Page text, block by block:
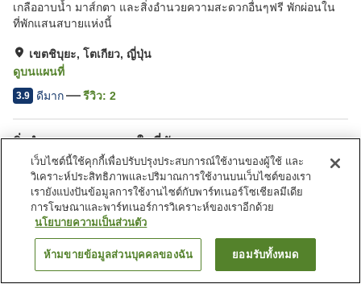
เกลืออาบน้ำ มาส์กตา และสิ่งอำนวยความสะดวกอื่นๆฟรี พักผ่อนใน
ที่พักแสนสบายแห่งนี้
เขตชิบุยะ, โตเกียว, ญี่ปุ่น
ดูบนแผนที่
3.9 ดีมาก รีวิว: 2
สิ่งอำนวยความสะดวกในที่พัก
Wi-Fi
หน้าแรก ญี่ปุ่น โตเกียว เขตชิบุยะ Ebisu Holic Hotel
ค้นหาห้องพัก
เว็บไซต์นี้ใช้คุกกี้เพื่อปรับปรุงประสบการณ์ใช้งานของผู้ใช้ และ
วิเคราะห์ประสิทธิภาพและปริมาณการใช้งานบนเว็บไซต์ของเรา
เรายังแบ่งปันข้อมูลการใช้งานไซต์กับพาร์ทเนอร์โซเชียลมีเดีย
การโฆษณาและพาร์ทเนอร์การวิเคราะห์ของเราอีกด้วย
นโยบายความเป็นส่วนตัว
ห้ามขายข้อมูลส่วนบุคคลของฉัน ยอมรับทั้งหมด